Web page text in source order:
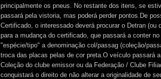
principalmente os pneus. No restante dos itens, se
passará pela vistoria, mas poderá perder pontos.De
Certificado, o interessado deverá procurar o Detran (ou
para a mudança do certificado, que passará a conter
"espécie/tipo" a denominação col/passag (coleção/
troca das placas pelas de cor preta.O veículo passará
Coleção do clube emissor ou da Federação / Clube
conquistará o direito de não alterar a originalidade de